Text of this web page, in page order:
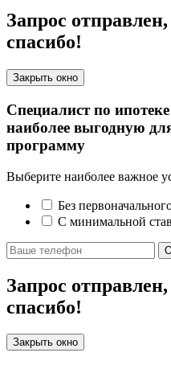
Запрос отправлен,
спасибо!
Закрыть окно
Специалист по
наиболее выгодную
программу
Выберите наиболее важное
Без
С минимальной
Запрос отправлен,
спасибо!
Закрыть окно